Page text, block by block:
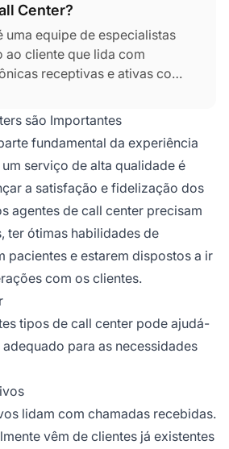
Center?
uma equipe de especialistas
ao cliente que lida com
receptivas e ativas com
sobre serviços ou produtos
de vendas ou
ao cliente. Os call
fundamental da experiência
para alcançar a
do consumidor.
são Importantes
fundamental da experiência
serviço de alta qualidade é
a satisfação e fidelização dos
agentes de call center precisam
ter ótimas habilidades de
pacientes e estarem dispostos a ir
com os clientes.
tipos de call center pode ajudá-
para as necessidades
lidam com chamadas recebidas.
vêm de clientes já existentes